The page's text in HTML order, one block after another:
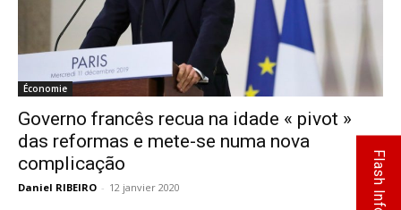
Économie
Governo francês recua na idade « pivot »
das reformas e mete-se numa nova
complicação
Daniel RIBEIRO - 12 janvier 2020 0
Flash Info